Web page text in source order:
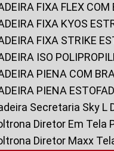
FIXA FLEX
FIXA KYOS
FIXA STRIKE
ISO
PIENA COM
PIENA
Secretaria Sky L
Diretor Em Tela
Diretor Maxx